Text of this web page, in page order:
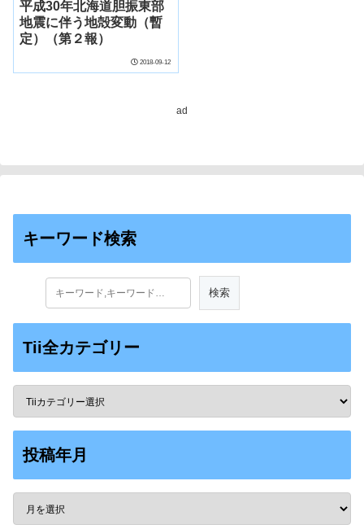
平成30年北海道胆振東部
地震に伴う地殻変動（暫
定）（第２報）
2018-09-12
ad
キーワード検索
Tii全カテゴリー
投稿年月